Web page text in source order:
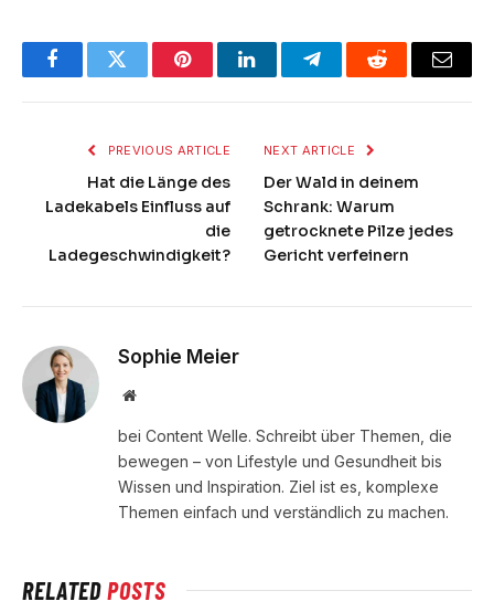
FacebookTwitter PinterestLinkedInTelegramReddit Email
PREVIOUS ARTICLE
Hat die Länge des
Ladekabels Einfluss auf
die
Ladegeschwindigkeit?
NEXT ARTICLE
Der Wald in deinem
Schrank: Warum
getrocknete Pilze jedes
Gericht verfeinern
Sophie Meier
Website
bei Content Welle. Schreibt über Themen, die
bewegen – von Lifestyle und Gesundheit bis
Wissen und Inspiration. Ziel ist es, komplexe
Themen einfach und verständlich zu machen.
RELATEDPOSTS